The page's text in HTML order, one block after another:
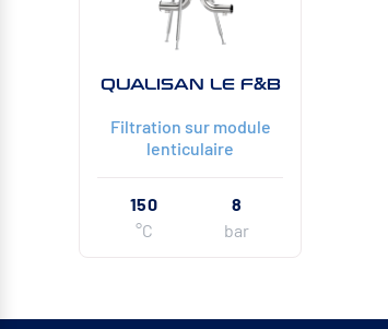
QUALISAN LE F&B
Filtration sur module
lenticulaire
150
°C
8
bar